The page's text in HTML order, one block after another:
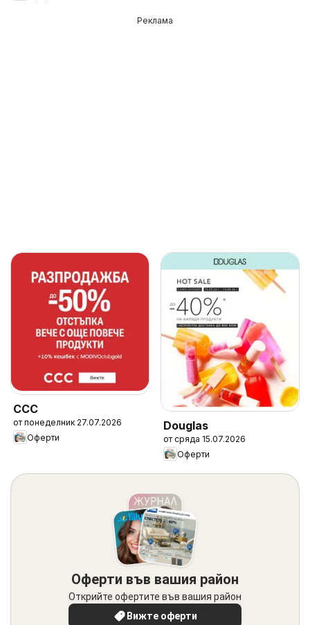
Реклама
CCC
от понеделник 27.07.2026
Оферти
Douglas
от сряда 15.07.2026
Оферти
Оферти във вашия район
Открийте офертите във вашия район
Вижте оферти